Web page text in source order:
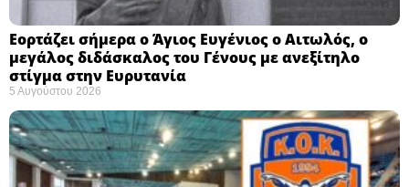
Εορτάζει σήμερα ο Άγιος Ευγένιος ο Αιτωλός, ο
μεγάλος διδάσκαλος του Γένους με ανεξίτηλο
στίγμα στην Ευρυτανία
5 Αυγούστου 2026